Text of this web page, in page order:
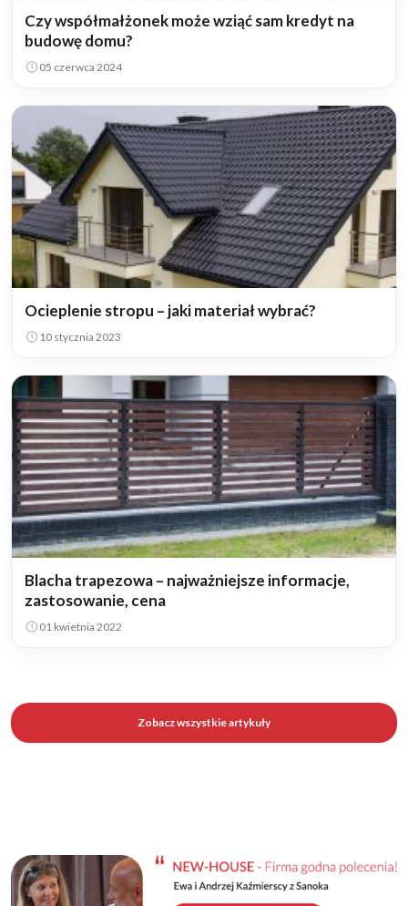
Czy współmałżonek może wziąć sam kredyt na
budowę domu?
05 czerwca 2024
Ocieplenie stropu – jaki materiał wybrać?
10 stycznia 2023
Blacha trapezowa – najważniejsze informacje,
zastosowanie, cena
01 kwietnia 2022
Zobacz wszystkie artykuły